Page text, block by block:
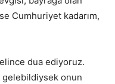
Cumhuriyet kadarım,
dua ediyoruz.
gelebildiysek onun